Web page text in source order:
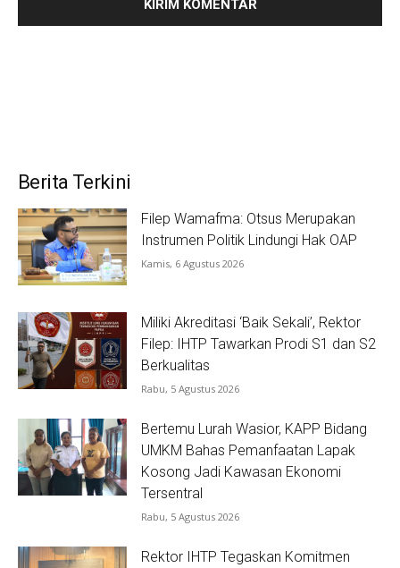
Berita Terkini
Filep Wamafma: Otsus Merupakan
Instrumen Politik Lindungi Hak OAP
Kamis, 6 Agustus 2026
Miliki Akreditasi ‘Baik Sekali’, Rektor
Filep: IHTP Tawarkan Prodi S1 dan S2
Berkualitas
Rabu, 5 Agustus 2026
Bertemu Lurah Wasior, KAPP Bidang
UMKM Bahas Pemanfaatan Lapak
Kosong Jadi Kawasan Ekonomi
Tersentral
Rabu, 5 Agustus 2026
Rektor IHTP Tegaskan Komitmen